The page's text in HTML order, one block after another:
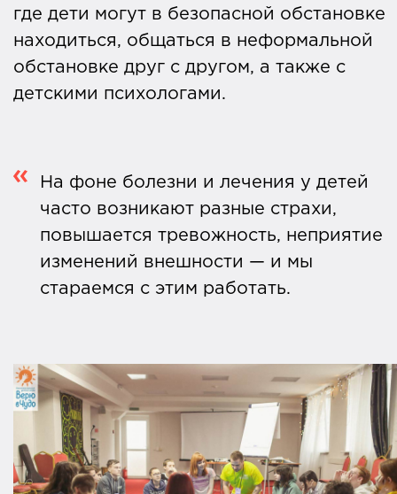
где дети могут в безопасной обстановке
находиться, общаться в неформальной
обстановке друг с другом, а также с
детскими психологами.
На фоне болезни и лечения у детей
часто возникают разные страхи,
повышается тревожность, неприятие
изменений внешности — и мы
стараемся с этим работать.